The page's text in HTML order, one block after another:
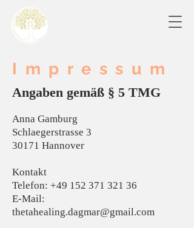
Impressum
Angaben gemäß § 5 TMG
Anna Gamburg
Schlaegerstrasse 3
30171 Hannover
Kontakt
Telefon: +49 152 371 321 36
E-Mail:
thetahealing.dagmar@gmail.com